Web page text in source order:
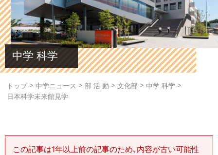
中学 科学
トップ> 中学ニュース > 部 活 動 > 文化部 > 中学 科学 >
日本科学未来館見学
この記事は1年以上前の記事のため､内容が古い可能性